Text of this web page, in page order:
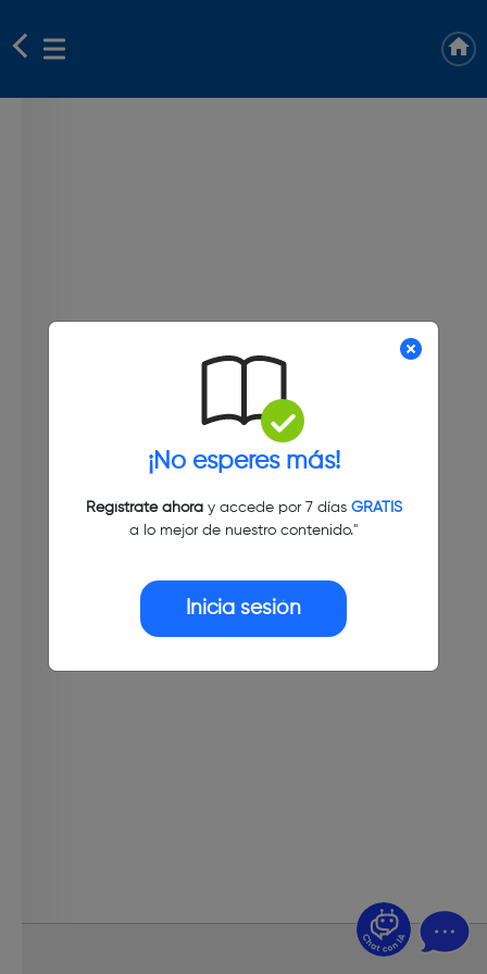
¡No esperes más!
Regístrate ahoray accede por 7 días GRATIS
a lo mejor de nuestro contenido."
Inicia sesión